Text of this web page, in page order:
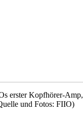
erster Kopfhörer-
und Fotos: FIIO)